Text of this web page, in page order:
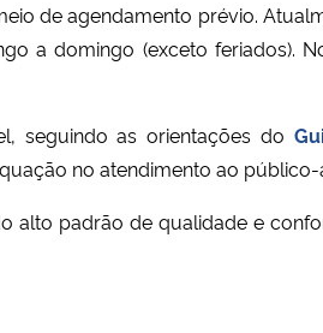
de agendamento prévio.
a domingo (exceto feriados).
seguindo as orientações do
no atendimento ao público-
alto padrão de qualidade e